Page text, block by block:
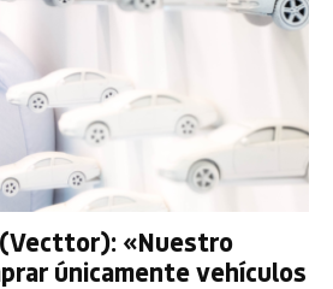
«Nuestro
únicamente vehículos